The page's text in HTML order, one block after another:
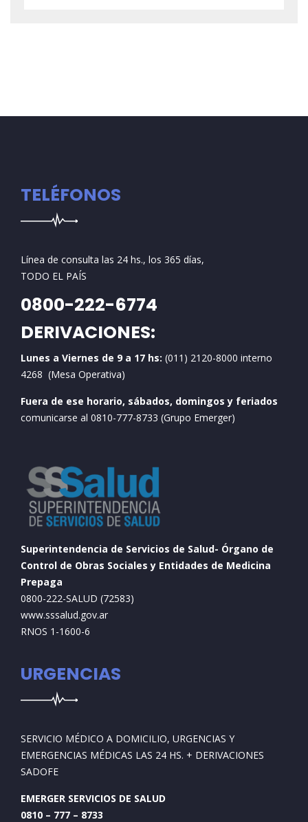
TELÉFONOS
Línea de consulta las 24 hs., los 365 días,
TODO EL PAÍS
0800-222-6774
DERIVACIONES:
Lunes a Viernes de 9 a 17 hs: (011) 2120-8000 interno
4268 (Mesa Operativa)
Fuera de ese horario, sábados, domingos y feriados
comunicarse al 0810-777-8733 (Grupo Emerger)
Superintendencia de Servicios de Salud- Órgano de
Control de Obras Sociales y Entidades de Medicina
Prepaga
0800-222-SALUD (72583)
www.sssalud.gov.ar
RNOS 1-1600-6
URGENCIAS
SERVICIO MÉDICO A DOMICILIO, URGENCIAS Y
EMERGENCIAS MÉDICAS LAS 24 HS. + DERIVACIONES
SADOFE
EMERGER SERVICIOS DE SALUD
0810 – 777 – 8733